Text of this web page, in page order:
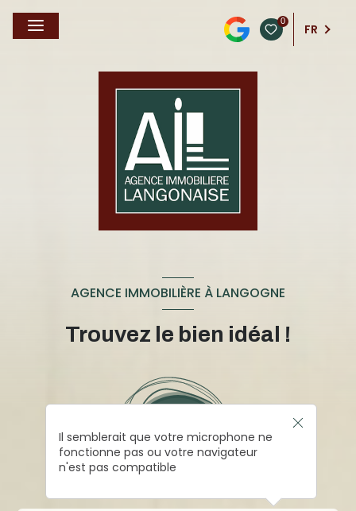
0
FR
AGENCE IMMOBILIÈRE À LANGOGNE
Trouvez le bien idéal !
Il semblerait que votre microphone ne
fonctionne pas ou votre navigateur
n'est pas compatible